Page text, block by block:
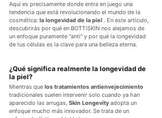
Aquí es precisamente donde entra en juego una
tendencia que está revolucionando el mundo de la
cosmética: la longevidad de la piel . En este artículo,
descubrirás por qué en BOTTiSKIN nos alejamos de
un enfoque puramente "anti" y por qué la longevidad
de tus células es la clave para una belleza eterna.
¿Qué significa realmente la longevidad de
la piel?
Mientras que los tratamientos antienvejecimiento
tradicionales suelen intervenir solo cuando ya han
aparecido las arrugas, Skin Longevity adopta un
enfoque mucho más innovador. Se trata de un